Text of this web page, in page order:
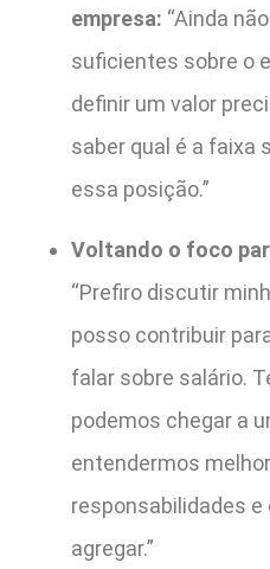
empresa: “Ainda
suficientes sobre o
definir um valor
saber qual é a faixa
essa posição.”
Voltando o foco
“Prefiro discutir
posso contribuir
falar sobre salário.
podemos chegar a
entendermos
responsabilidades e
agregar.”